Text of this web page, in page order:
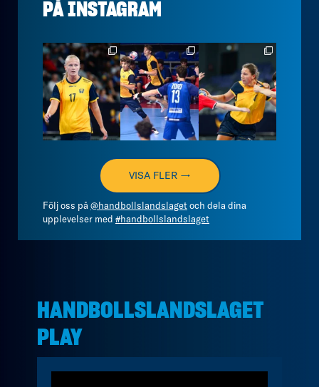
PÅINSTAGRAM
handbollslandslaget
Aug 4
handbollslandslaget
Aug 4
handbollslandslaget
Aug 3
VISA FLER →
Följ oss på @handbollslandslagetoch dela dina
upplevelser med #handbollslandslaget
HANDBOLLSLANDSLAGET
PLAY